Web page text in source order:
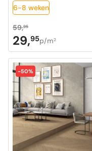
6-8 weken
59,95
Oorspronkelijke
prijs
was:
59,95.
29,95
Huidige
prijs
is:
29,95.
p/m2
-50%